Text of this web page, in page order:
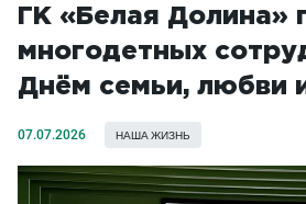
ГК «Белая Долина»
многодетных
Днём семьи, любви
07.07.2026 НАША ЖИЗНЬ